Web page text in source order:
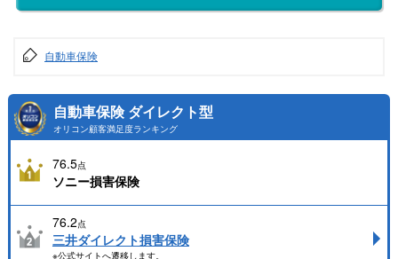
自動車保険
自動車保険 ダイレクト型
オリコン顧客満足度ランキング
76.5点
ソニー損害保険
76.2点
三井ダイレクト損害保険
※公式サイトへ遷移します。